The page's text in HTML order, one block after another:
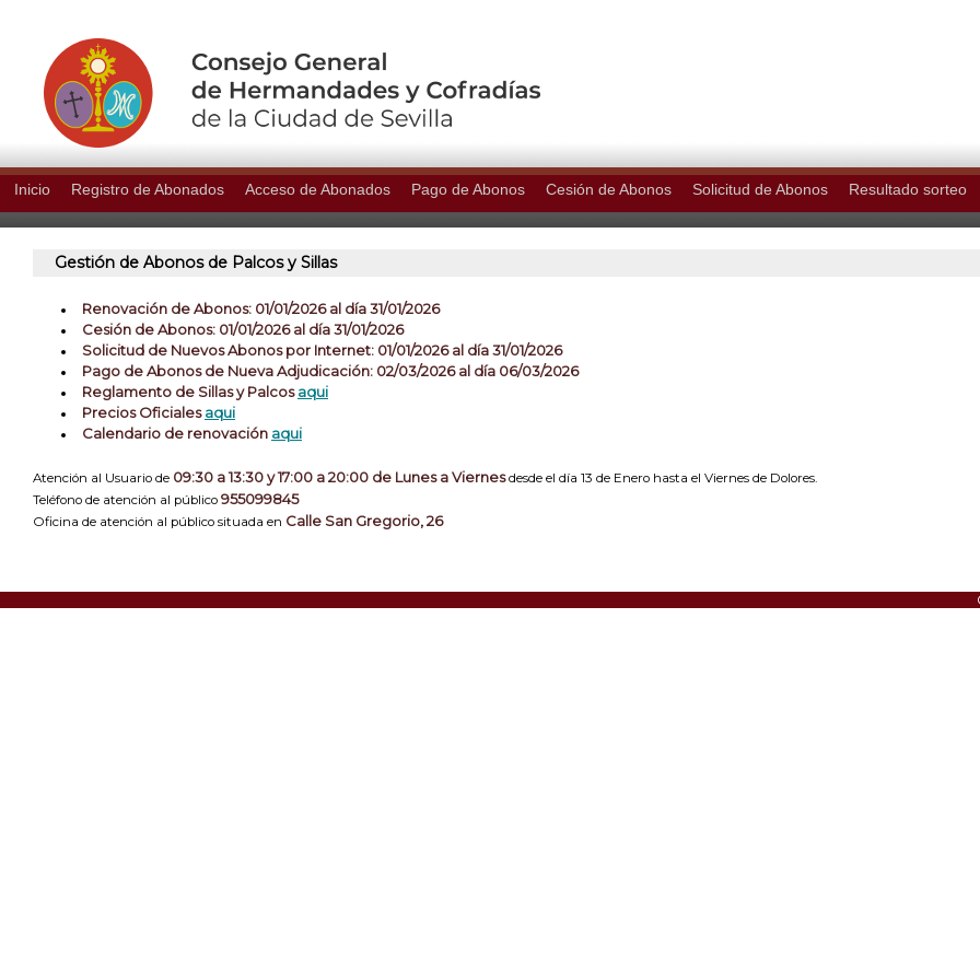
Inicio Registro de Abonados Acceso de Abonados Pago de Abonos Cesión de Abonos Solicitud de Abonos Resultado sorteo
Gestión de Abonos de Palcos y Sillas
Renovación de Abonos: 01/01/2026 al dí­a 31/01/2026
Cesión de Abonos: 01/01/2026 al día 31/01/2026
Solicitud de Nuevos Abonos por Internet: 01/01/2026 al día 31/01/2026
Pago de Abonos de Nueva Adjudicación: 02/03/2026 al día 06/03/2026
Reglamento de Sillas y Palcosaqui
Precios Oficialesaqui
Calendario de renovación aqui
Atención al Usuario de 09:30 a 13:30 y 17:00 a 20:00 de Lunes a Viernesdesde el día 13 de Enero hasta el Viernes de Dolores.
Teléfono de atención al público 955099845
Oficina de atención al público situada en Calle San Gregorio, 26